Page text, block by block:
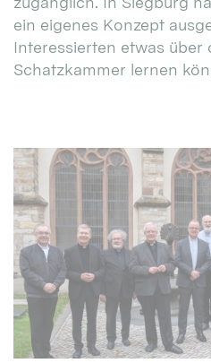
ein eigenes Konzept
Interessierten etwas über
Schatzkammer lernen